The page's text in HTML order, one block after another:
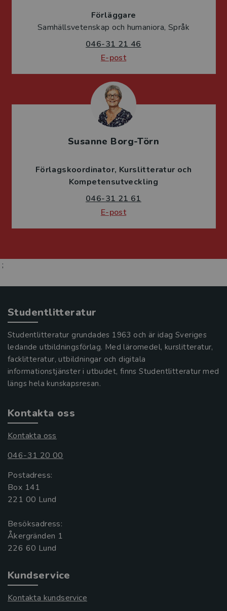
Förläggare
Samhällsvetenskap och humaniora, Språk
046-31 21 46
E-post
Susanne Borg-Törn
Förlagskoordinator Kurslitteratur och
Kompetensutveckling
046-31 21 61
E-post
;
Studentlitteratur
Studentlitteratur grundades 1963 och är idag Sveriges
ledande utbildningsförlag. Med läromedel, kurslitteratur,
facklitteratur, utbildningar och digitala
informationstjänster i utbudet, finns Studentlitteratur med
längs hela kunskapsresan.
Kontakta oss
Kontakta oss
046-31 20 00
Postadress:
Box 141
221 00 Lund
Besöksadress:
Åkergränden 1
Kundservice
Kontakta kundservice